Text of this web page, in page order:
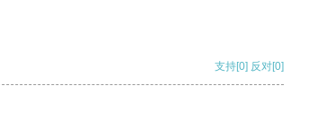
支持[0] 反对[0]